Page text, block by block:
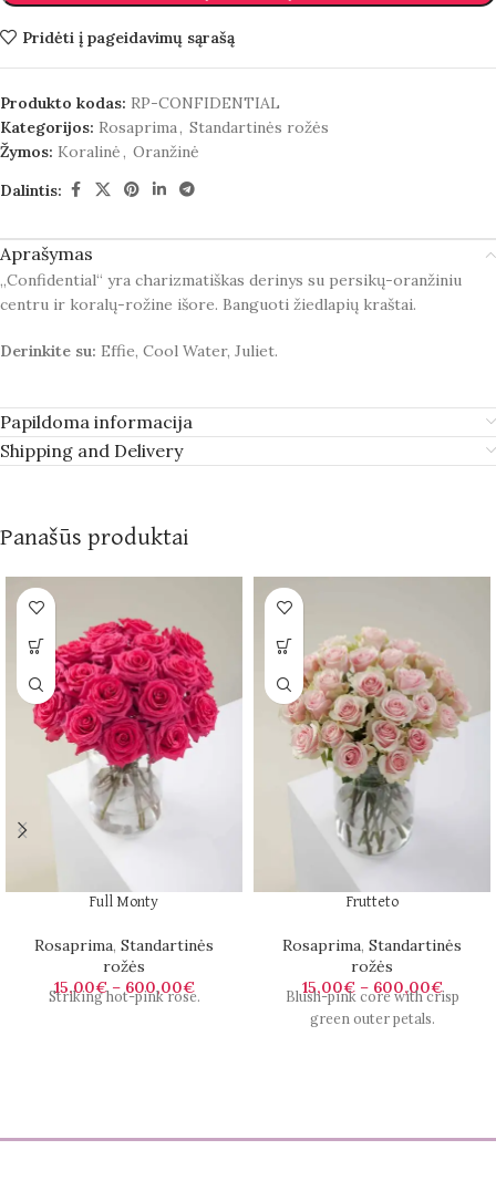
Pridėti į pageidavimų sąrašą
Produkto kodas: RP-CONFIDENTIAL
Kategorijos: Rosaprima, Standartinės rožės
Žymos: Koralinė, Oranžinė
Dalintis:
Aprašymas
„Confidential“ yra charizmatiškas derinys su persikų-oranžiniu
centru ir koralų-rožine išore. Banguoti žiedlapių kraštai.
Derinkite su: Effie, Cool Water, Juliet.
Papildoma informacija
Shipping and Delivery
Panašūs produktai
Full Monty
Rosaprima, Standartinės
rožės
15,00€ – 600,00€
Striking hot-pink rose.
Frutteto
Rosaprima, Standartinės
rožės
15,00€ – 600,00€
Blush-pink core with crisp
green outer petals.